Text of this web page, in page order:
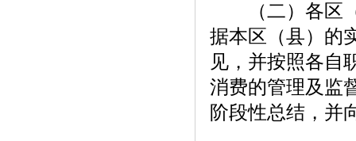
（二）各区（
据本区（县）的
见，并按照各自
消费的管理及监
阶段性总结，并